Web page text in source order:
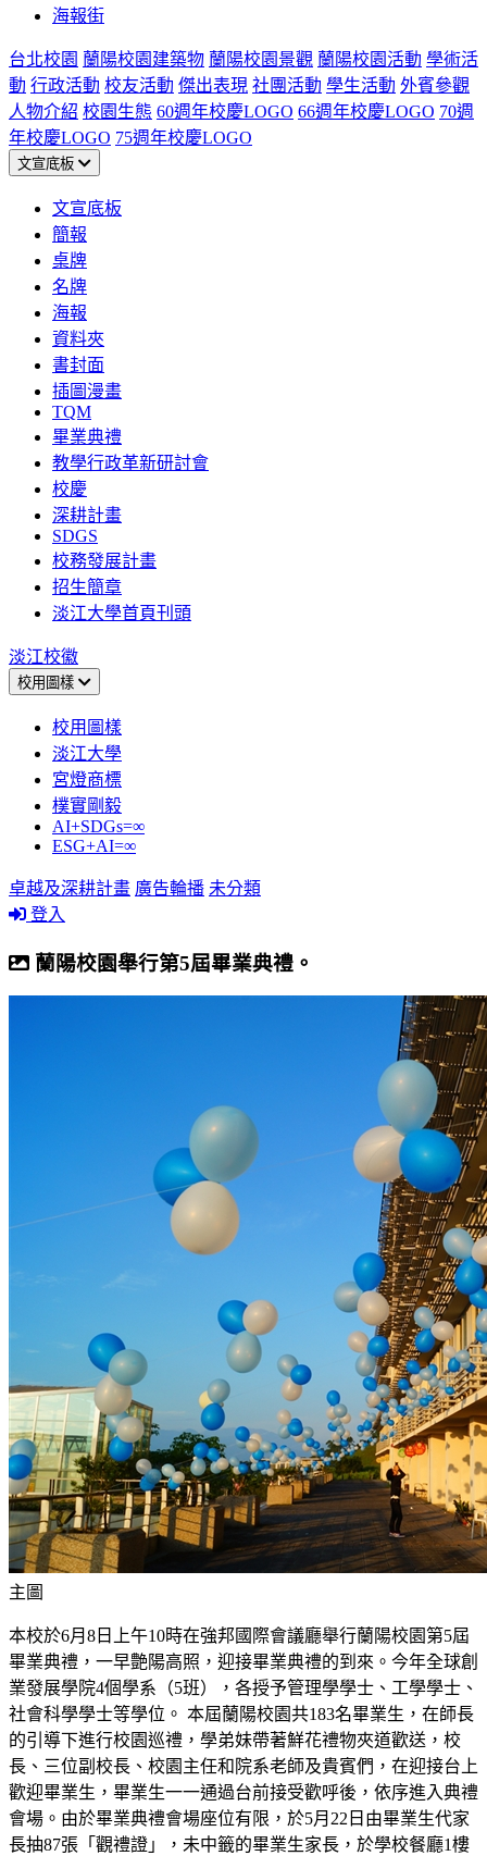
海報街
台北校園 蘭陽校園建築物 蘭陽校園景觀 蘭陽校園活動 學術活
動 行政活動 校友活動 傑出表現 社團活動 學生活動 外賓參觀
人物介紹 校園生態 60週年校慶LOGO 66週年校慶LOGO 70週
年校慶LOGO 75週年校慶LOGO
文宣底板
文宣底板
簡報
桌牌
名牌
海報
資料夾
書封面
插圖漫畫
TQM
畢業典禮
教學行政革新研討會
校慶
深耕計畫
SDGS
校務發展計畫
招生簡章
淡江大學首頁刊頭
淡江校徽
校用圖樣
校用圖樣
淡江大學
宮燈商標
樸實剛毅
AI+SDGs=∞
ESG+AI=∞
卓越及深耕計畫 廣告輪播 未分類
登入
蘭陽校園舉行第5屆畢業典禮。
主圖
本校於6月8日上午10時在強邦國際會議廳舉行蘭陽校園第5屆
畢業典禮，一早艶陽高照，迎接畢業典禮的到來。今年全球創
業發展學院4個學系（5班），各授予管理學學士、工學學士、
社會科學學士等學位。 本屆蘭陽校園共183名畢業生，在師長
的引導下進行校園巡禮，學弟妹帶著鮮花禮物夾道歡送，校
長、三位副校長、校園主任和院系老師及貴賓們，在迎接台上
歡迎畢業生，畢業生一一通過台前接受歡呼後，依序進入典禮
會場。由於畢業典禮會場座位有限，於5月22日由畢業生代家
長抽87張「觀禮證」，未中籤的畢業生家長，於學校餐廳1樓